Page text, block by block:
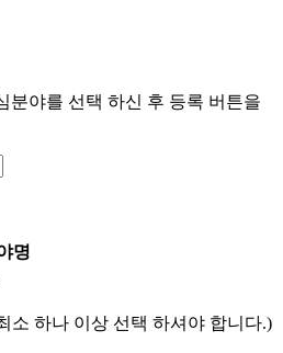
분야를 선택 하신 후 등록 버튼을
명
소 하나 이상 선택 하셔야 합니다.)